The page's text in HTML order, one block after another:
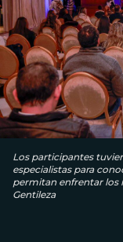
Los participantes
especialistas para
permitan enfrentar los
Gentileza